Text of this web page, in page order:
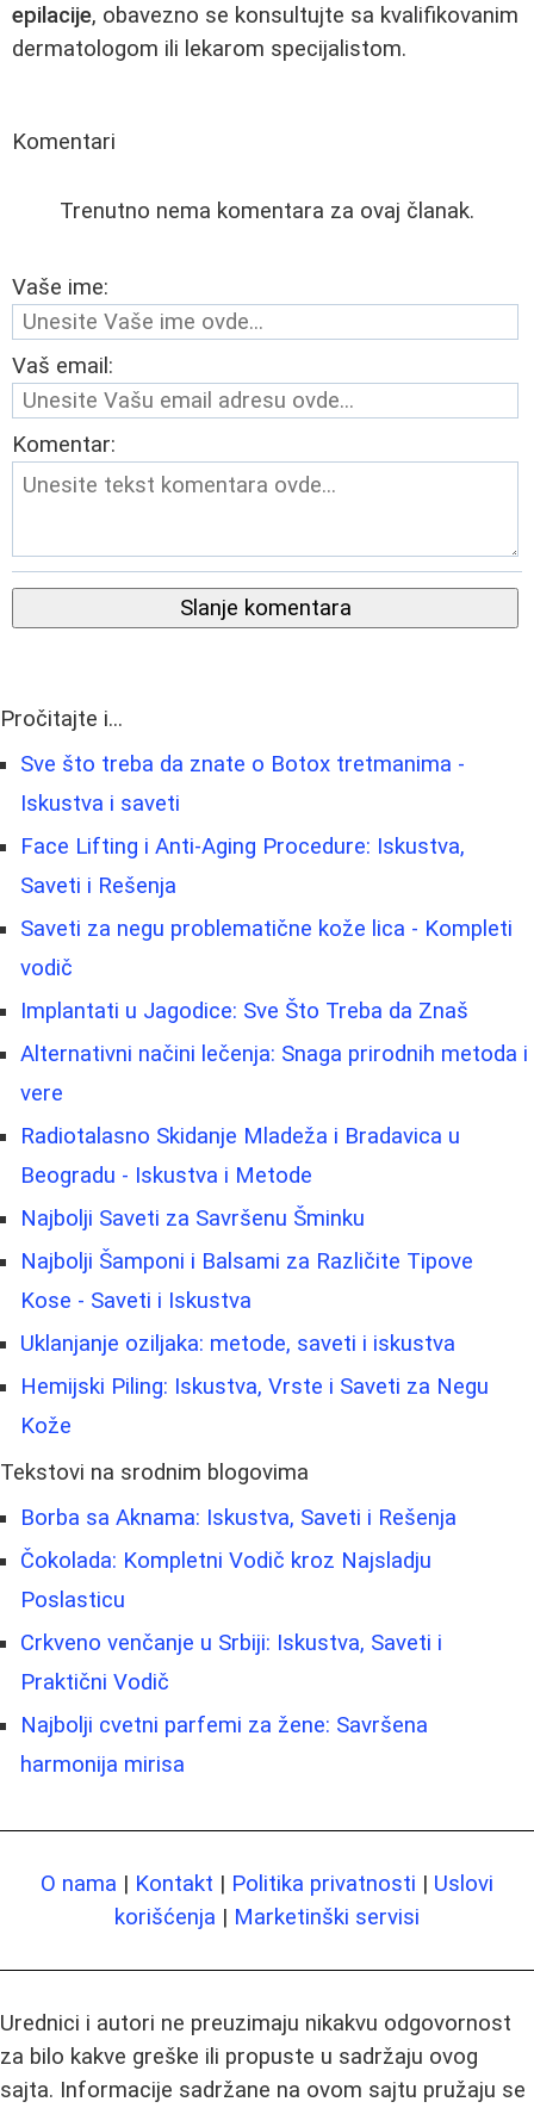
epilacije, obavezno se konsultujte sa kvalifikovanim
dermatologom ili lekarom specijalistom.
Komentari
Trenutno nema komentara za ovaj članak.
Vaše ime:
Vaš email:
Komentar:
Slanje komentara
Pročitajte i...
Sve što treba da znate o Botox tretmanima -
Iskustva i saveti
Face Lifting i Anti-Aging Procedure: Iskustva,
Saveti i Rešenja
Saveti za negu problematične kože lica - Kompleti
vodič
Implantati u Jagodice: Sve Što Treba da Znaš
Alternativni načini lečenja: Snaga prirodnih metoda i
vere
Radiotalasno Skidanje Mladeža i Bradavica u
Beogradu - Iskustva i Metode
Najbolji Saveti za Savršenu Šminku
Najbolji Šamponi i Balsami za Različite Tipove
Kose - Saveti i Iskustva
Uklanjanje oziljaka: metode, saveti i iskustva
Hemijski Piling: Iskustva, Vrste i Saveti za Negu
Kože
Tekstovi na srodnim blogovima
Borba sa Aknama: Iskustva, Saveti i Rešenja
Čokolada: Kompletni Vodič kroz Najsladju
Poslasticu
Crkveno venčanje u Srbiji: Iskustva, Saveti i
Praktični Vodič
Najbolji cvetni parfemi za žene: Savršena
harmonija mirisa
O nama | Kontakt | Politika privatnosti | Uslovi
korišćenja | Marketinški servisi
Urednici i autori ne preuzimaju nikakvu odgovornost
za bilo kakve greške ili propuste u sadržaju ovog
sajta. Informacije sadržane na ovom sajtu pružaju se